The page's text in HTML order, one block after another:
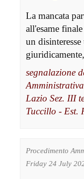
La mancata
all'esame
un
segnalazione
Lazio Sez. III
Tuccillo - Est.
Procedimento
Friday 24 July